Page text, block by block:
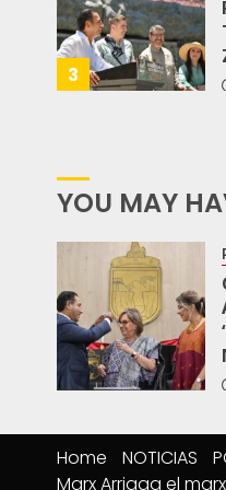
3
YOU MAY
Home NOTICIAS
Marx Arriaga el